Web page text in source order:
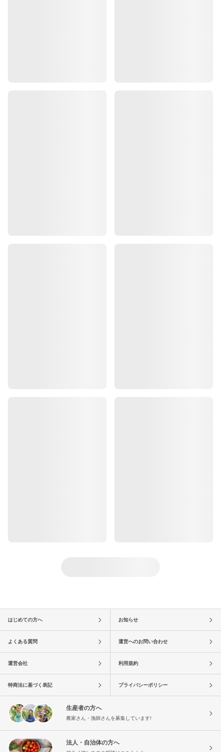
はじめての方へ お知らせ
よくある質問 運営へのお問い合わせ
運営会社 利用規約
特商法に基づく表記 プライバシーポリシー
生産者の方へ
農家さん・漁師さんを募集しています!
法人・自治体の方へ